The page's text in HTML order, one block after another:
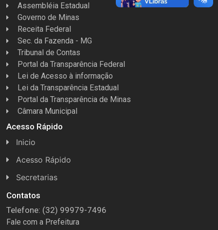
Assembléia Estadual
Governo de Minas
Receita Federal
Sec. da Fazenda - MG
Tribunal de Contas
Portal da Transparência Federal
Lei de Acesso à informação
Lei da Transparência Estadual
Portal da Transparência de Minas
Câmara Municipal
Acesso Rápido
Inicio
Acesso Rápido
Concursos
Conselhos
Espera Feliz Antigamente
Secretarias
Licitações
Secretaria de Esportes
Contatos
Telefone: (32) 99979-7496
Fale com a Prefeitura